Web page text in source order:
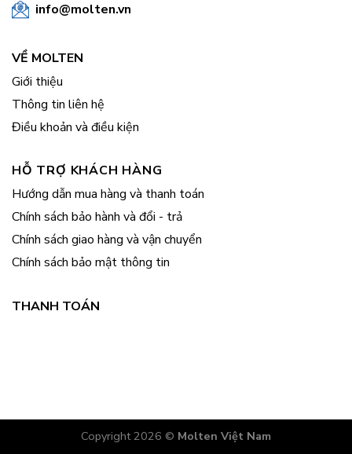
info@molten.vn
VỀ MOLTEN
Giới thiệu
Thông tin liên hệ
Điều khoản và điều kiện
HỖ TRỢ KHÁCH HÀNG
Hướng dẫn mua hàng và thanh toán
Chính sách bảo hành và đổi - trả
Chính sách giao hàng và vận chuyển
Chính sách bảo mật thông tin
THANH TOÁN
Copyright 2026 © Molten Việt Nam